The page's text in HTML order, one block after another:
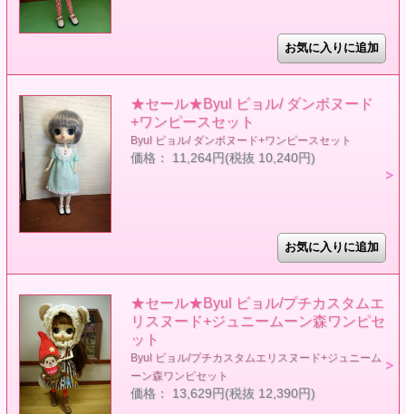
★セール★Byul ビョル/ ダンボヌード
+ワンピースセット
Byul ビョル/ ダンボヌード+ワンピースセット
価格： 11,264円(税抜 10,240円)
★セール★Byul ビョル/プチカスタムエ
リスヌード+ジュニームーン森ワンピセ
ット
Byul ビョル/プチカスタムエリスヌード+ジュニーム
ーン森ワンピセット
価格： 13,629円(税抜 12,390円)